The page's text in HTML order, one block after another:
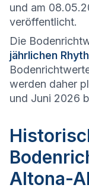
und am
veröffentlicht.
Die
jährlichen
werden daher
und Juni 2026
Altona-